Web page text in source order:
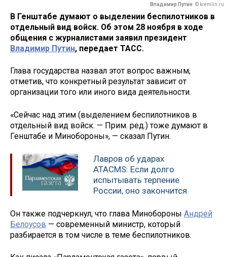
Владимир Путин © kremlin.ru
В Генштабе думают о выделении беспилотников в
отдельный вид войск. Об этом 28 ноября в ходе
общения с журналистами заявил президент
Владимир Путин, передает ТАСС.
Глава государства назвал этот вопрос важным,
отметив, что конкретный результат зависит от
организации того или иного вида деятельности.
«Сейчас над этим (выделением беспилотников в
отдельный вид войск. — Прим. ред.) тоже думают в
Генштабе и Минобороны», — сказал Путин.
Лавров об ударах
ATACMS: Если долго
испытывать терпение
России, оно закончится
Он также подчеркнул, что глава Минобороны Андрей
Белоусов — современный министр, который
разбирается в том числе в теме беспилотников.